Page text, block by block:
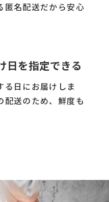
匿名配送だから安心
日を指定できる
る日にお届けしま
配送のため、鮮度も